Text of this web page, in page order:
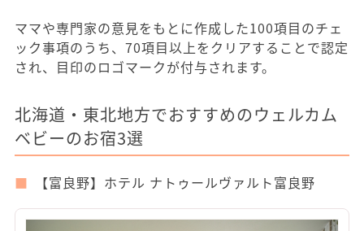
ママや専門家の意見をもとに作成した100項目のチェ
ック事項のうち、70項目以上をクリアすることで認定
され、目印のロゴマークが付与されます。
北海道・東北地方でおすすめのウェルカム
ベビーのお宿3選
【富良野】ホテル ナトゥールヴァルト富良野